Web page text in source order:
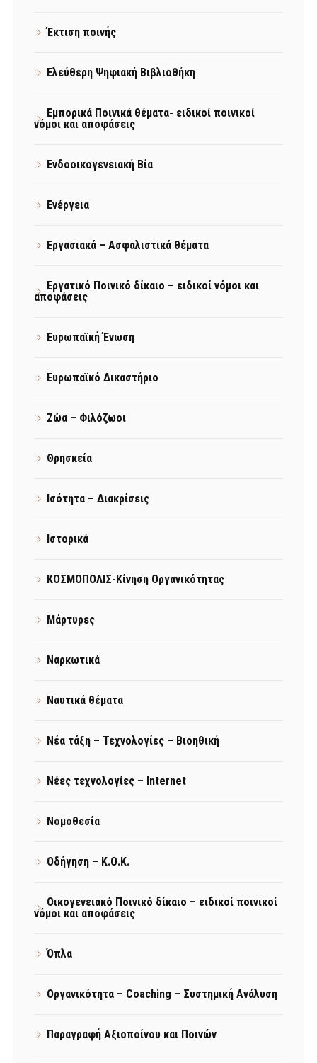
Έκτιση ποινής
Ελεύθερη Ψηφιακή Βιβλιοθήκη
Εμπορικά Ποινικά θέματα- ειδικοί ποινικοί
νόμοι και αποφάσεις
Ενδοοικογενειακή Βία
Ενέργεια
Εργασιακά – Ασφαλιστικά θέματα
Εργατικό Ποινικό δίκαιο – ειδικοί νόμοι και
αποφάσεις
Ευρωπαϊκή Ένωση
Ευρωπαϊκό Δικαστήριο
Ζώα – Φιλόζωοι
Θρησκεία
Ισότητα – Διακρίσεις
Ιστορικά
ΚΟΣΜΟΠΟΛΙΣ-Κίνηση Οργανικότητας
Μάρτυρες
Ναρκωτικά
Ναυτικά θέματα
Νέα τάξη – Τεχνολογίες – Βιοηθική
Νέες τεχνολογίες – Internet
Νομοθεσία
Οδήγηση – Κ.Ο.Κ.
Οικογενειακό Ποινικό δίκαιο – ειδικοί ποινικοί
νόμοι και αποφάσεις
Όπλα
Οργανικότητα – Coaching – Συστημική Ανάλυση
Παραγραφή Αξιοποίνου και Ποινών